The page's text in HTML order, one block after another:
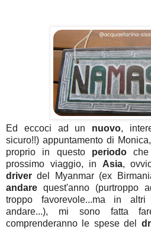
Ed eccoci ad un nuovo,
sicuro!!) appuntamento di Monica,
proprio in questo periodoche
prossimo viaggio, in Asia,
driver del Myanmar (ex
andare quest'anno (purtroppo
troppo favorevole...ma in altri
andare...), mi sono fatta
comprenderanno le spese del